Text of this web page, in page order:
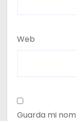
Web
Guarda mi